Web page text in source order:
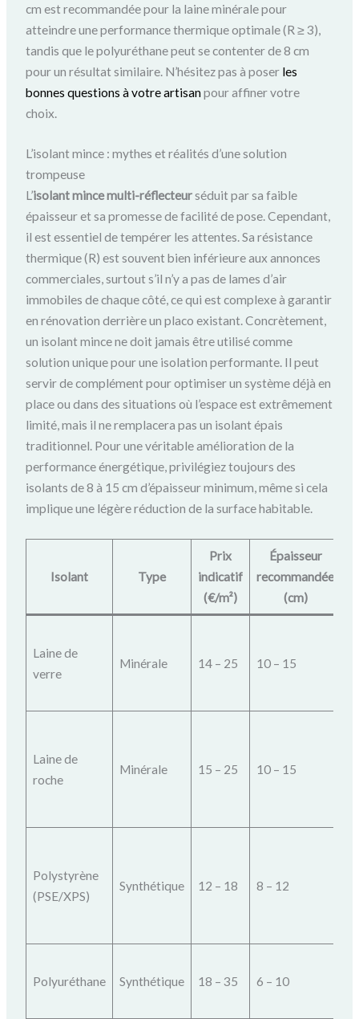
cm est recommandée pour la laine minérale pour
atteindre une performance thermique optimale (R ≥ 3),
tandis que le polyuréthane peut se contenter de 8 cm
pour un résultat similaire. N’hésitez pas à poser les
bonnes questions à votre artisanpour affiner votre
choix.
L’isolant mince : mythes et réalités d’une solution
trompeuse
L’isolant mince multi-réflecteurséduit par sa faible
épaisseur et sa promesse de facilité de pose. Cependant,
il est essentiel de tempérer les attentes. Sa résistance
thermique (R) est souvent bien inférieure aux annonces
commerciales, surtout s’il n’y a pas de lames d’air
immobiles de chaque côté, ce qui est complexe à garantir
en rénovation derrière un placo existant. Concrètement,
un isolant mince ne doit jamais être utilisé comme
solution unique pour une isolation performante. Il peut
servir de complément pour optimiser un système déjà en
place ou dans des situations où l’espace est extrêmement
limité, mais il ne remplacera pas un isolant épais
traditionnel. Pour une véritable amélioration de la
performance énergétique, privilégiez toujours des
isolants de 8 à 15 cm d’épaisseur minimum, même si cela
implique une légère réduction de la surface habitable.
Isolant Type
Prix
indicatif
(€/m²)
Épaisseur
recommandée
(cm)
Laine de
verre
Minérale 14 – 25 10 – 15
Laine de
roche
Minérale 15 – 25 10 – 15
Polystyrène
(PSE/XPS)
Synthétique 12 – 18 8 – 12
Polyuréthane Synthétique 18 – 35 6 – 10